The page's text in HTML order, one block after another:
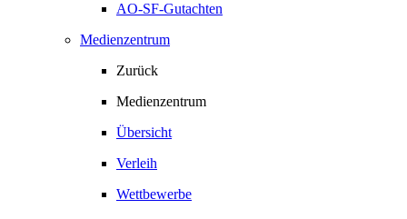
AO-SF-Gutachten
Medienzentrum
Zurück
Medienzentrum
Übersicht
Verleih
Wettbewerbe